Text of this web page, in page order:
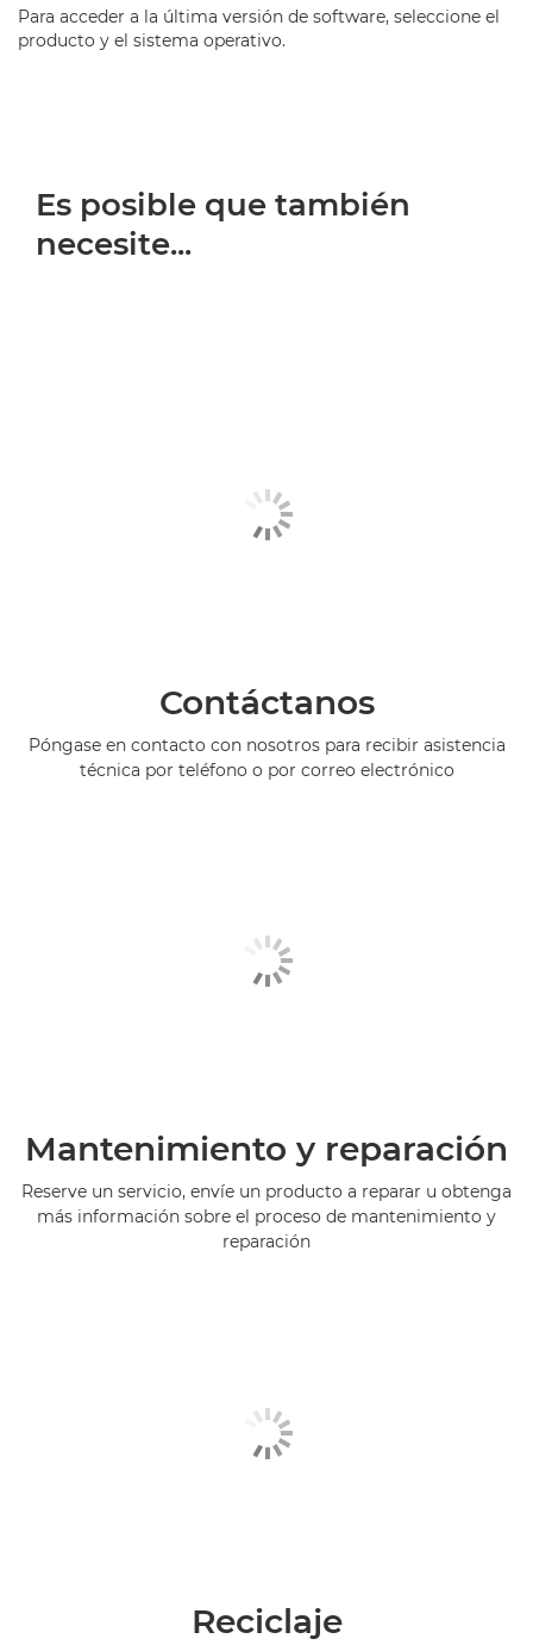
Para acceder a la última versión de software, seleccione el
producto y el sistema operativo.
Es posible que también
necesite...
Contáctanos
Póngase en contacto con nosotros para recibir asistencia
técnica por teléfono o por correo electrónico
Mantenimiento y reparación
Reserve un servicio, envíe un producto a reparar u obtenga
más información sobre el proceso de mantenimiento y
reparación
Reciclaje